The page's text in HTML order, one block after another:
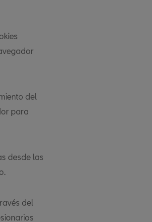
del
para
desde las
del